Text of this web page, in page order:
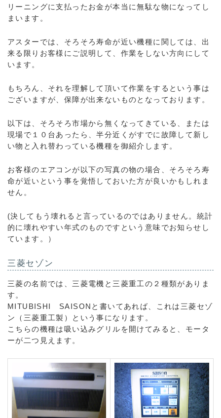
リーニングに支払ったお金が本当に無駄な物になってし
まいます。
アスターでは、そろそろ寿命が近い機種に関しては、出
来る限りお客様にご説明して、作業をしない方向にして
います。
もちろん、それを理解して頂いて作業をするという事は
ございますが、保障が出来ないものとなっております。
以下は、そろそろ市場から無くなってきている、または
現場で１０台あったら、半分近くがすでに故障して新し
い物と入れ替わっている機種を御紹介します。
お客様のエアコンが以下の写真の物の場合、そろそろ寿
命が近いという事を覚悟しておいた方が良いかもしれま
せん。
(決してもう壊れると言っているのではありません。統計
的に壊れやすい年式のものですという意味でお知らせし
ています。）
三菱セゾン
三菱の名前では、三菱電機と三菱重工の２種類がありま
す。
MITUBISHI SAISONと書いてあれば、これは三菱セゾ
ン（三菱重工製）という事になります。
こちらの機種は吸い込みグリルを開けてみると、モータ
ーが二つ見えます。